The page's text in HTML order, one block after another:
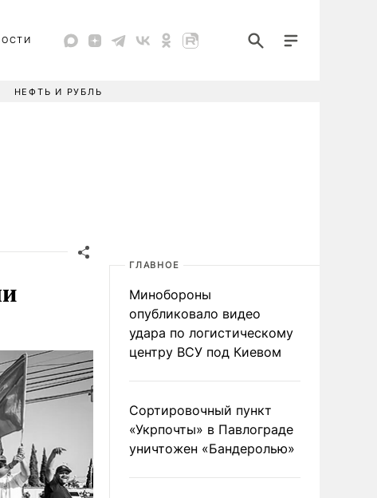
НЕФТЬ И РУБЛЬ
ГЛАВНОЕ
Минобороны
опубликовало видео
удара по логистическому
центру ВСУ под Киевом
Сортировочный пункт
«Укрпочты» в Павлограде
уничтожен «Бандеролью»